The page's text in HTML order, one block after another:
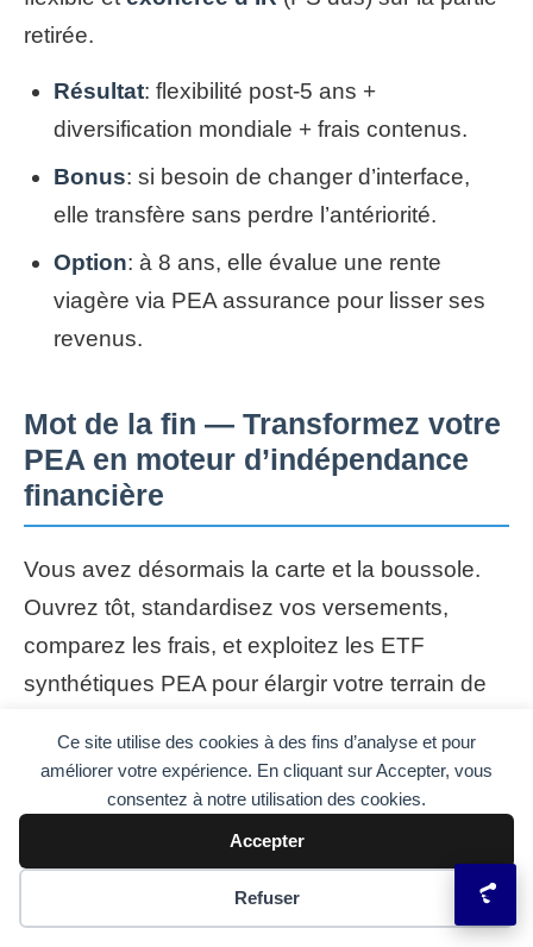
Ce site utilise des cookies à des fins d’analyse et pour
améliorer votre expérience. En cliquant sur Accepter, vous
consentez à notre utilisation des cookies.
Accepter
Refuser
Préférences des cookies
retirée.
Résultat: flexibilité post-5 ans +
diversification mondiale + frais contenus.
Bonus: si besoin de changer d’interface,
elle transfère sans perdre l’antériorité.
Option: à 8 ans, elle évalue une rente
viagère via PEA assurance pour lisser ses
revenus.
Mot de la fin — Transformez votre
PEA en moteur d’indépendance
financière
Vous avez désormais la carte et la boussole.
Ouvrez tôt, standardisez vos versements,
comparez les frais, et exploitez les ETF
synthétiques PEA pour élargir votre terrain de
Passez à l’action: vérifiez vos frais et
l’éligibilité de vos ETF chez votre
établissement actuel.
: si cet article vous a aidé,